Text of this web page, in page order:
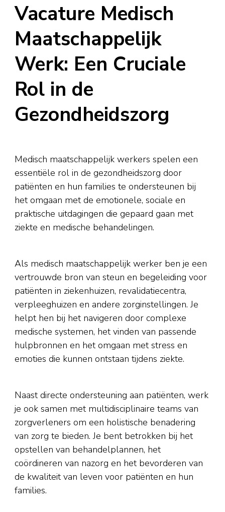
Vacature Medisch
Maatschappelijk
Werk: Een Cruciale
Rol in de
Gezondheidszorg
Medisch maatschappelijk werkers spelen een
essentiële rol in de gezondheidszorg door
patiënten en hun families te ondersteunen bij
het omgaan met de emotionele, sociale en
praktische uitdagingen die gepaard gaan met
ziekte en medische behandelingen.
Als medisch maatschappelijk werker ben je een
vertrouwde bron van steun en begeleiding voor
patiënten in ziekenhuizen, revalidatiecentra,
verpleeghuizen en andere zorginstellingen. Je
helpt hen bij het navigeren door complexe
medische systemen, het vinden van passende
hulpbronnen en het omgaan met stress en
emoties die kunnen ontstaan tijdens ziekte.
Naast directe ondersteuning aan patiënten, werk
je ook samen met multidisciplinaire teams van
zorgverleners om een holistische benadering
van zorg te bieden. Je bent betrokken bij het
opstellen van behandelplannen, het
coördineren van nazorg en het bevorderen van
de kwaliteit van leven voor patiënten en hun
families.